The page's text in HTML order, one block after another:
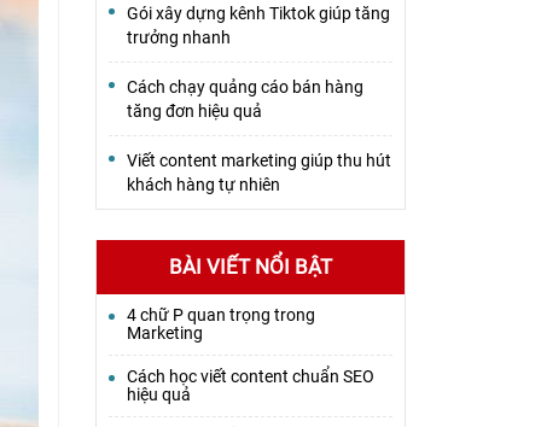
Gói xây dựng kênh Tiktok giúp tăng
trưởng nhanh
Cách chạy quảng cáo bán hàng
tăng đơn hiệu quả
Viết content marketing giúp thu hút
khách hàng tự nhiên
BÀI VIẾT NỔI BẬT
4 chữ P quan trọng trong
Marketing
Cách học viết content chuẩn SEO
hiệu quả